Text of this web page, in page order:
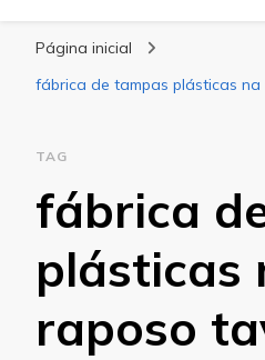
Página inicial
fábrica de tampas plásticas
TAG
fábrica
plásticas
raposo